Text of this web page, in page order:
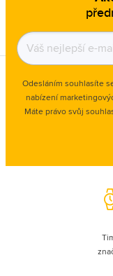
Odesláním souhlasíte
nabízení
Máte právo svůj